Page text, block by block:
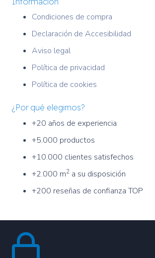
Condiciones de compra
Declaración de Accesibilidad
Aviso legal
Política de privacidad
Política de cookies
¿Por qué elegirnos?
+20 años de experiencia
+5.000 productos
+10.000 clientes satisfechos
+2.000 m2 a su disposición
+200 reseñas de confianza TOP